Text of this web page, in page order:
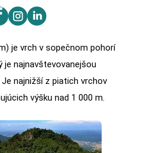
je vrch v sopečnom pohorí
je najnavštevovanejšou
najnižší z piatich vrchov
výšku nad 1 000 m.